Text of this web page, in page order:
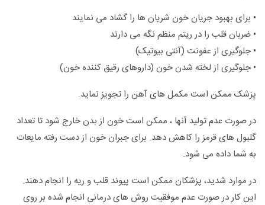
• برای بهبود جریان خون شریان ها را گشاد می نمایند
• ضربان قلب را در ریتم منظم نگه می دارند
• جلوگیری از عفونت (آنتی بیوتیک)
• جلوگیری از لخته شدن خون (داروهای رقیق کننده خون)
پزشک ممکن است مکمل های آهن را تجویز نماید.
در صورت عدم تولید آنها ، ممکن است خون از بدن خارج شود تا تعداد
گلبول های قرمز را کاهش دهد. برای جبران خون از دست رفته مایعات
به شما داده می شود.
در موارد شدید، پزشکان ممکن است پیوند قلب و ریه را انجام دهند.
این کار در صورت عدم موفقیت روش های درمانی انجام شده بر روی